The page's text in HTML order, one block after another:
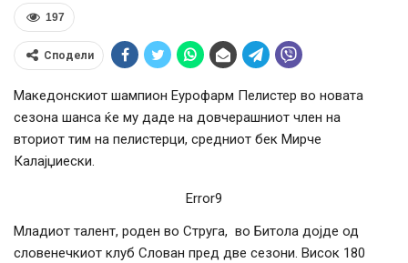
197
Сподели
Македонскиот шампион Еурофарм Пелистер во новата
сезона шанса ќе му даде на довчерашниот член на
вториот тим на пелистерци, средниот бек Мирче
Калајџиески.
Error9
Младиот талент, роден во Струга, во Битола дојде од
словенечкиот клуб Слован пред две сезони. Висок 180